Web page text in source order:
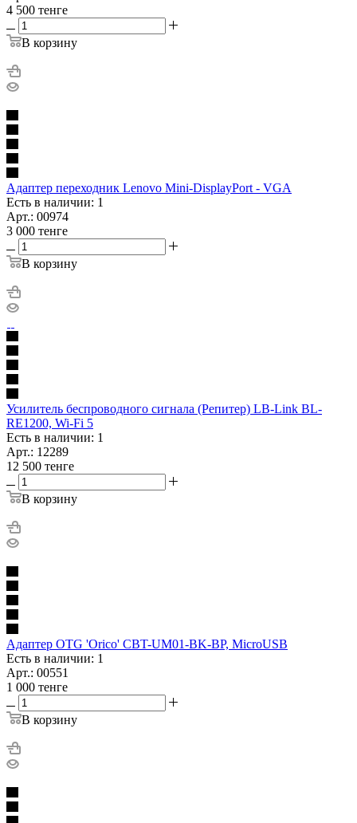
4 500 тенге
В корзину
Адаптер переходник Lenovo Mini-DisplayPort - VGA
Есть в наличии: 1
Арт.: 00974
3 000 тенге
В корзину
Усилитель беспроводного сигнала (Репитер) LB-Link BL-
RE1200, Wi-Fi 5
Есть в наличии: 1
Арт.: 12289
12 500 тенге
В корзину
Адаптер OTG 'Orico' CBT-UM01-BK-BP, MicroUSB
Есть в наличии: 1
Арт.: 00551
1 000 тенге
В корзину